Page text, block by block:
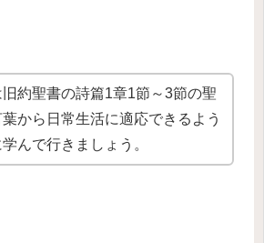
約聖書の詩篇1章1節～3節の聖
から日常生活に適応できるよう
んで行きましょう。